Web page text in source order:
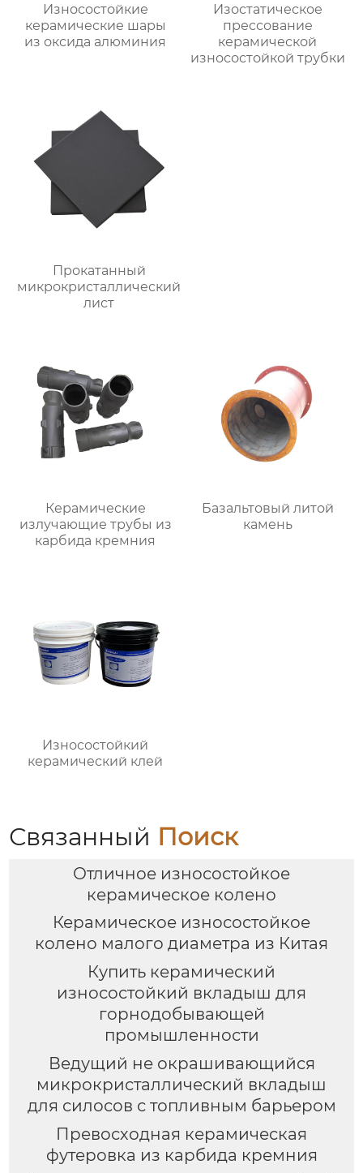
Износостойкие
керамические шары
из оксида алюминия
Изостатическое
прессование
керамической
износостойкой трубки
Прокатанный
микрокристаллический
лист
Керамические
излучающие трубы из
карбида кремния
Базальтовый литой
камень
Износостойкий
керамический клей
Связанный Поиск
Отличное износостойкое
керамическое колено
Керамическое износостойкое
колено малого диаметра из Китая
Купить керамический
износостойкий вкладыш для
горнодобывающей
промышленности
Ведущий не окрашивающийся
микрокристаллический вкладыш
для силосов с топливным барьером
Превосходная керамическая
футеровка из карбида кремния